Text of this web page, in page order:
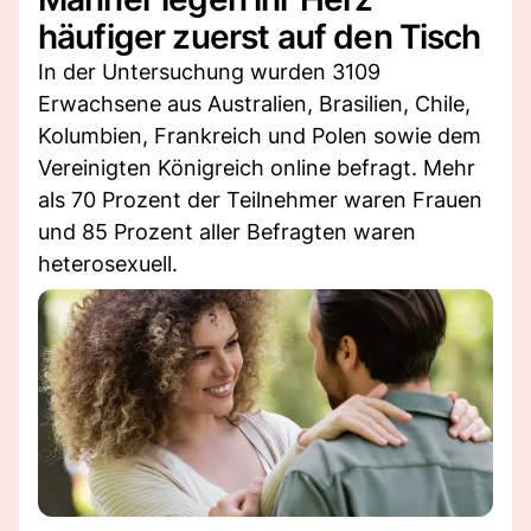
häufiger zuerst auf den Tisch
In der Untersuchung wurden 3109
Erwachsene aus Australien, Brasilien, Chile,
Kolumbien, Frankreich und Polen sowie dem
Vereinigten Königreich online befragt. Mehr
als 70 Prozent der Teilnehmer waren Frauen
und 85 Prozent aller Befragten waren
heterosexuell.